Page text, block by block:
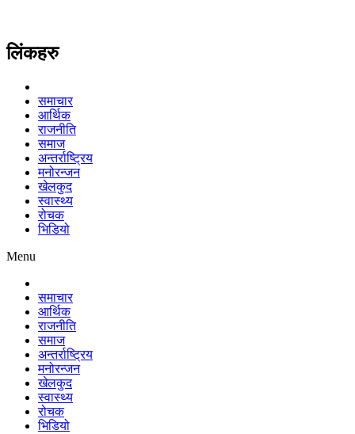
लिंकहरु
समाचार
आर्थिक
राजनीति
समाज
अन्तर्राष्ट्रिय
मनोरन्जन
खेलकुद
स्वास्थ्य
रोचक
भिडियो
Menu
समाचार
आर्थिक
राजनीति
समाज
अन्तर्राष्ट्रिय
मनोरन्जन
खेलकुद
स्वास्थ्य
रोचक
भिडियो